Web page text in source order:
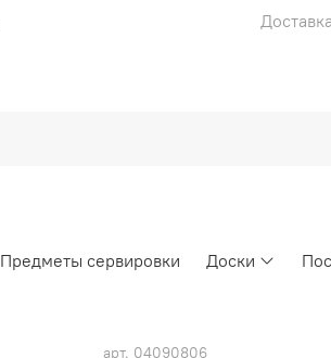
Предметы сервировки Доски
арт. 04090806